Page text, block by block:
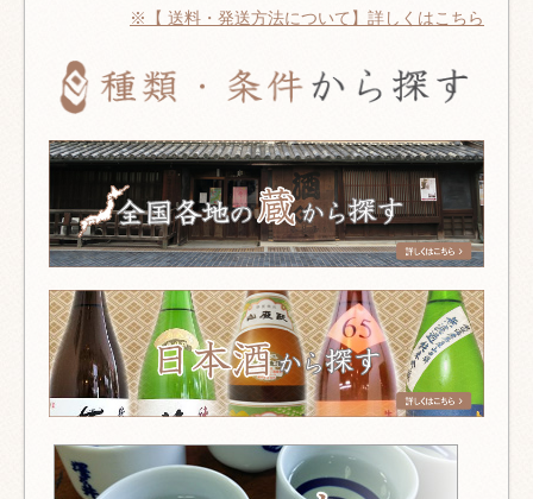
※【 送料・発送方法について】詳しくはこちら